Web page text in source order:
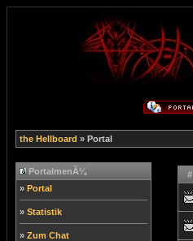
the Hellboard » Portal
PortalmenÃ¼
» Portal
» Statistik
» Zum Chat
#